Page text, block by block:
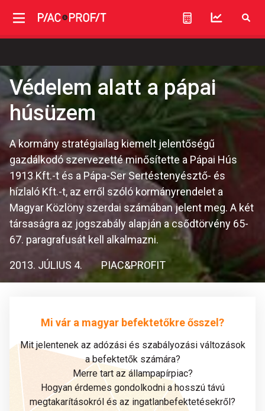
Védelem alatt a pápai
húsüzem
A kormány stratégiailag kiemelt jelentőségű
gazdálkodó szervezetté minősítette a Pápai Hús
1913 Kft.-t és a Pápa-Ser Sertéstenyésztő- és
hízlaló Kft.-t, az erről szóló kormányrendelet a
Magyar Közlöny szerdai számában jelent meg. A két
társaságra az jogszabály alapján a csődtörvény 65-
67. paragrafusát kell alkalmazni.
2013. JÚLIUS 4. PIAC&PROFIT
Mi vár a magyar befektetőkre ősszel?
Mit jelentenek az adózási és szabályozási változások
a befektetők számára?
Merre tart az állampapírpiac?
Hogyan érdemes gondolkodni a hosszú távú
megtakarításokról és az ingatlanbefektetésekről?